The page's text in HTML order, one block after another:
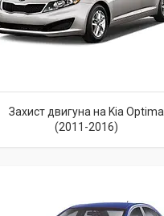
Захист двигуна на Kia Optima
(2011-2016)